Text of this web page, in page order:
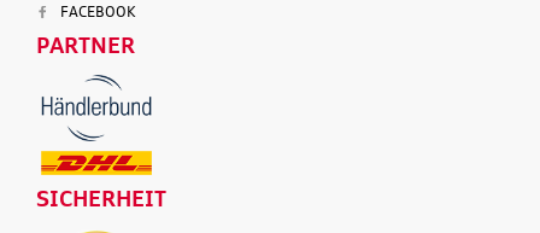
FACEBOOK
PARTNER
SICHERHEIT